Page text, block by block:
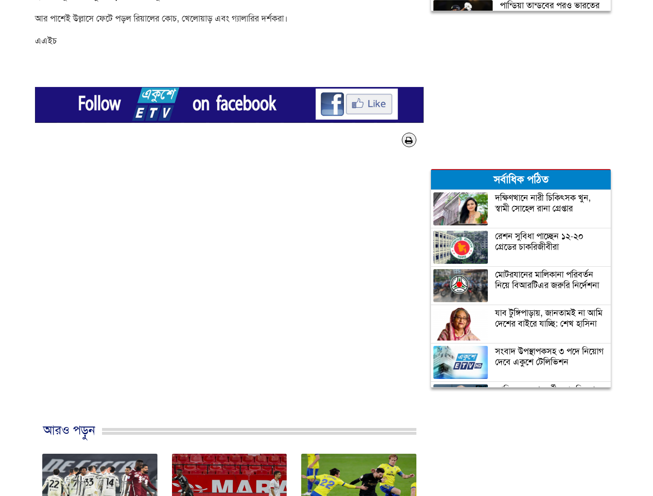
আর পাশেই উল্লাসে ফেটে পড়ল রিয়ালের কোচ, খেলোয়াড় এবং গ্যালারির দর্শকরা।
এএইচ
আরও পড়ুন
পান্ডিয়া তান্ডবের পরও ভারতের
বড় পরাজয়
‘আপনি ক্রিকেটার, হিন্দুদের
ধর্মগুরু নন’
মাশরাফির ক্যারিয়ার শেষ!
ফিটনেসে সাকিবের সফলতার
রহস্য ফাঁস
সাকিবের জন্য বিগ ব্যাশের দরজা
বন্ধ
অবশেষে ক্ষমা প্রার্থনা করলেন
সর্বাধিক পঠিত
দক্ষিণখানে নারী চিকিৎসক খুন,
স্বামী সোহেল রানা গ্রেপ্তার
রেশন সুবিধা পাচ্ছেন ১২-২০
গ্রেডের চাকরিজীবীরা
মোটরযানের মালিকানা পরিবর্তন
নিয়ে বিআরটিএর জরুরি নির্দেশনা
যাব টুঙ্গিপাড়ায়, জানতামই না আমি
দেশের বাইরে যাচ্ছি: শেখ হাসিনা
সংবাদ উপস্থাপকসহ ৩ পদে নিয়োগ
দেবে একুশে টেলিভিশন
জাতিসংঘের পরবর্তী মহাসচিব পদে